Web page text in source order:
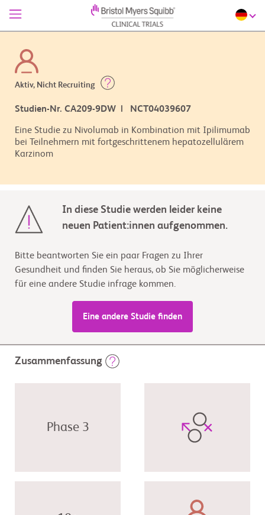
Aktiv, Nicht Recruiting
Studien-Nr. CA209-9DW | NCT04039607
Eine Studie zu Nivolumab in Kombination mit Ipilimumab
bei Teilnehmern mit fortgeschrittenem hepatozellulärem
Karzinom
In diese Studie werden leider keine
neuen Patient:innen aufgenommen.
Bitte beantworten Sie ein paar Fragen zu Ihrer
Gesundheit und finden Sie heraus, ob Sie möglicherweise
für eine andere Studie infrage kommen.
Eine andere Studie finden
Zusammenfassung
Phase 3